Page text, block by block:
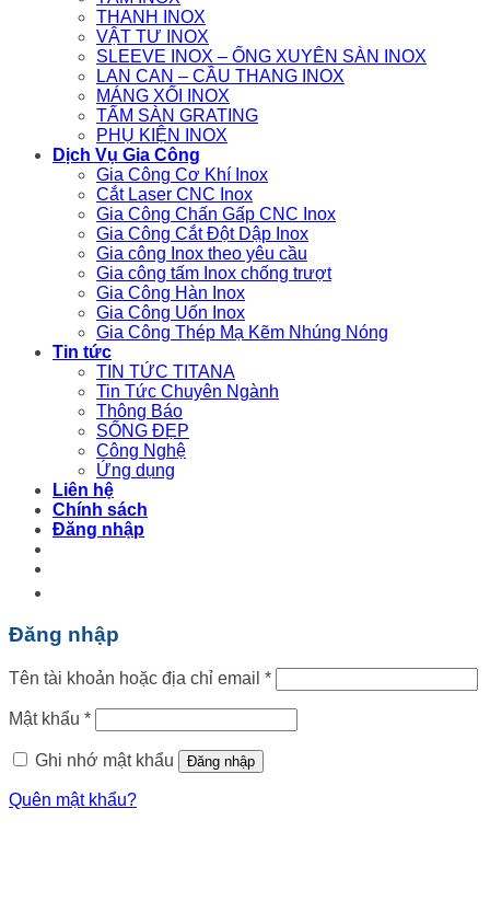
THANH INOX
VẬT TƯ INOX
SLEEVE INOX – ỐNG XUYÊN SÀN INOX
LAN CAN – CẦU THANG INOX
MÁNG XỐI INOX
TẤM SÀN GRATING
PHỤ KIỆN INOX
Dịch Vụ Gia Công
Gia Công Cơ Khí Inox
Cắt Laser CNC Inox
Gia Công Chấn Gấp CNC Inox
Gia Công Cắt Đột Dập Inox
Gia công Inox theo yêu cầu
Gia công tấm Inox chống trượt
Gia Công Hàn Inox
Gia Công Uốn Inox
Gia Công Thép Mạ Kẽm Nhúng Nóng
Tin tức
TIN TỨC TITANA
Tin Tức Chuyên Ngành
Thông Báo
SỐNG ĐẸP
Công Nghệ
Ứng dụng
Liên hệ
Chính sách
Đăng nhập
Đăng nhập
Tên tài khoản hoặc địa chỉ email *
Mật khẩu *
Ghi nhớ mật khẩu Đăng nhập
Quên mật khẩu?